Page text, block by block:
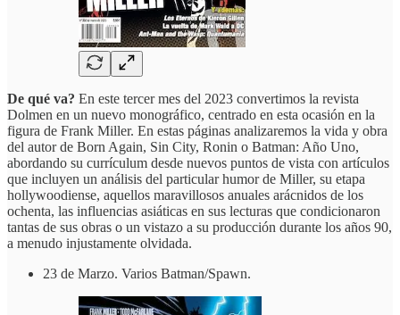
De qué va? En este tercer mes del 2023 convertimos la revista
Dolmen en un nuevo monográfico, centrado en esta ocasión en la
figura de Frank Miller. En estas páginas analizaremos la vida y obra
del autor de Born Again, Sin City, Ronin o Batman: Año Uno,
abordando su currículum desde nuevos puntos de vista con artículos
que incluyen un análisis del particular humor de Miller, su etapa
hollywoodiense, aquellos maravillosos anuales arácnidos de los
ochenta, las influencias asiáticas en sus lecturas que condicionaron
tantas de sus obras o un vistazo a su producción durante los años 90,
a menudo injustamente olvidada.
23 de Marzo. Varios Batman/Spawn.